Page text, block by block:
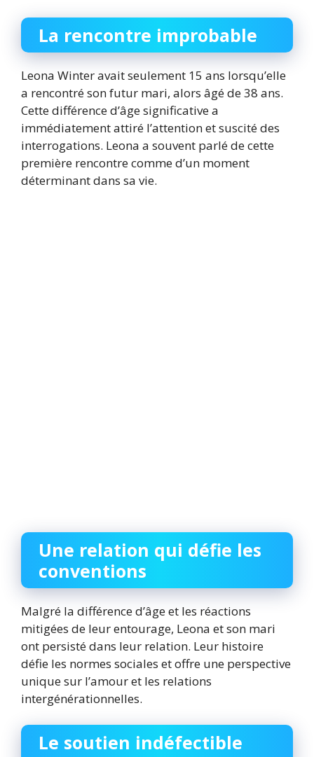
La rencontre improbable
Leona Winter avait seulement 15 ans lorsqu’elle
a rencontré son futur mari, alors âgé de 38 ans.
Cette différence d’âge significative a
immédiatement attiré l’attention et suscité des
interrogations. Leona a souvent parlé de cette
première rencontre comme d’un moment
déterminant dans sa vie.
Une relation qui défie les
conventions
Malgré la différence d’âge et les réactions
mitigées de leur entourage, Leona et son mari
ont persisté dans leur relation. Leur histoire
défie les normes sociales et offre une perspective
unique sur l’amour et les relations
intergénérationnelles.
Le soutien indéfectible